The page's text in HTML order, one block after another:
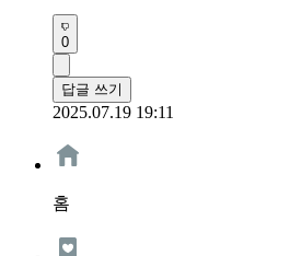
0
답글 쓰기
2025.07.19 19:11
홈